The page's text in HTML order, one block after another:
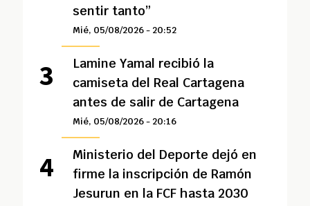
sentir tanto”
Mié, 05/08/2026 - 20:52
Lamine Yamal recibió la
camiseta del Real Cartagena
antes de salir de Cartagena
Mié, 05/08/2026 - 20:16
Ministerio del Deporte dejó en
firme la inscripción de Ramón
Jesurun en la FCF hasta 2030